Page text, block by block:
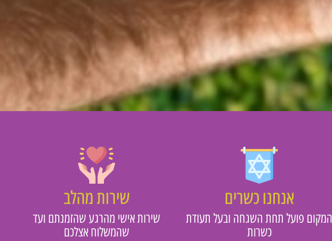
אנחנו כשרים
המקום פועל תחת השגחה ובעל תעודת
כשרות
שירות מהלב
שירות אישי מהרגע שהזמנתם ועד
שהמשלוח אצלכם